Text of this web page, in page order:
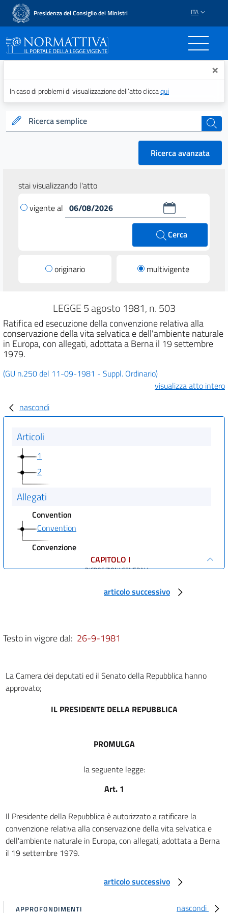
Presidenza del Consiglio dei Ministri ITA
Normattiva - Il portale ×
In caso di problemi di visualizzazione dell’atto cliccaqui
Ricerca semplice cerca
Ricerca avanzata
stai visualizzando l'atto
vigente al
Cerca
originario multivigente
LEGGE 5 agosto 1981, n. 503
Ratifica ed esecuzione della convenzione relativa alla
conservazione della vita selvatica e dell'ambiente naturale
in Europa, con allegati, adottata a Berna il 19 settembre
1979.
(GU n.250 del 11-09-1981 - Suppl. Ordinario)
visualizza atto intero
nascondi
Articoli
1
2
Allegati
Convention
Convention
Convenzione
CAPITOLO I
DISPOSIZIONI GENERALI
PROTEZIONE DEGLI HABITATS
PROTEZIONE DELLE SPECIE
art. 5
art. 6
CAPITOLO IV
DISPOSIZIONI SUPPLEMENTARI
art. 11
art. 12
articolo successivo
Testo in vigore dal: 26-9-1981
La Camera dei deputati ed il Senato della Repubblica hanno
approvato;
IL PRESIDENTE DELLA REPUBBLICA
PROMULGA
la seguente legge:
Art. 1
Il Presidente della Repubblica è autorizzato a ratificare la
convenzione relativa alla conservazione della vita selvatica e
dell'ambiente naturale in Europa, con allegati, adottata a Berna
il 19 settembre 1979.
articolo successivo
nascondi
APPROFONDIMENTI